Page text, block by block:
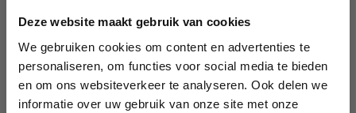
Deze website maakt gebruik van cookies
We gebruiken cookies om content en advertenties te
personaliseren, om functies voor social media te bieden
en om ons websiteverkeer te analyseren. Ook delen we
informatie over uw gebruik van onze site met onze
85L - Zwart -
roltas op wieltjes
Oranje
Supporters –
60cm – EK/WK
Feest
€ 3,49
-78
Bij 2dekansje.com profiteer je van
kortingen tot wel 70%.